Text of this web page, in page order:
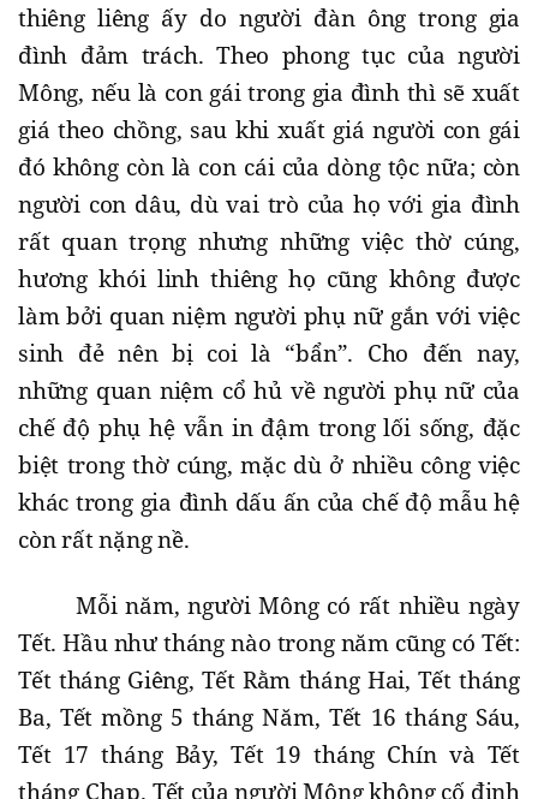
thiêng liêng ấy do người đàn ông trong gia
đình đảm trách. Theo phong tục của người
Mông, nếu là con gái trong gia đình thì sẽ xuất
giá theo chồng, sau khi xuất giá người con gái
đó không còn là con cái của dòng tộc nữa; còn
người con dâu, dù vai trò của họ với gia đình
rất quan trọng nhưng những việc thờ cúng,
hương khói linh thiêng họ cũng không được
làm bởi quan niệm người phụ nữ gắn với việc
sinh đẻ nên bị coi là “bẩn”. Cho đến nay,
những quan niệm cổ hủ về người phụ nữ của
chế độ phụ hệ vẫn in đậm trong lối sống, đặc
biệt trong thờ cúng, mặc dù ở nhiều công việc
khác trong gia đình dấu ấn của chế độ mẫu hệ
còn rất nặng nề.
Mỗi năm, người Mông có rất nhiều ngày
Tết. Hầu như tháng nào trong năm cũng có Tết:
Tết tháng Giêng, Tết Rằm tháng Hai, Tết tháng
Ba, Tết mồng 5 tháng Năm, Tết 16 tháng Sáu,
Tết 17 tháng Bảy, Tết 19 tháng Chín và Tết
tháng Chạp. Tết của người Mông không cố định